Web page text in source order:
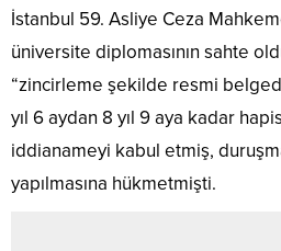
İstanbul 59. Asliye Ceza
üniversite diplomasının sahte
“zincirleme şekilde resmi
yıl 6 aydan 8 yıl 9 aya kadar
iddianameyi kabul etmiş,
yapılmasına hükmetmişti.